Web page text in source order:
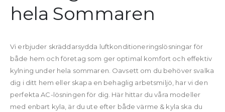
hela Sommaren
Vi erbjuder skräddarsydda luftkonditioneringslösningar för
både hem och företag som ger optimal komfort och effektiv
kylning under hela sommaren. Oavsett om du behöver svalka
dig i ditt hem eller skapa en behaglig arbetsmiljö, har vi den
perfekta AC-lösningen för dig. Här hittar du våra modeller
med enbart kyla, är du ute efter både värme & kyla ska du